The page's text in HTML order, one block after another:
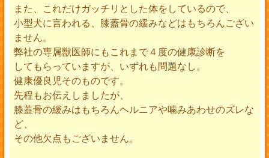
また、これだけガッチリとした体をしているので、
小型犬に言われる、膝蓋骨の緩みなどはもちろんござい
ません。
弊社の専属獣医師にもこれまで４度の健康診断を
してもらっていますが、いずれも問題なし。
健康優良児そのものです。
先程もお伝えしましたが、
膝蓋骨の緩みはもちろんヘルニアや噛みあわせのズレな
ど、
その他欠点もございません。